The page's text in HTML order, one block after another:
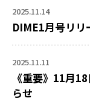
2025.11.14
DIME1月号リリ
2025.11.11
《重要》11月
らせ